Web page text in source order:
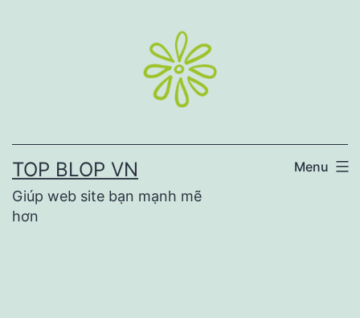
TOP BLOP VN
Giúp web site bạn mạnh mẽ
hơn
Menu